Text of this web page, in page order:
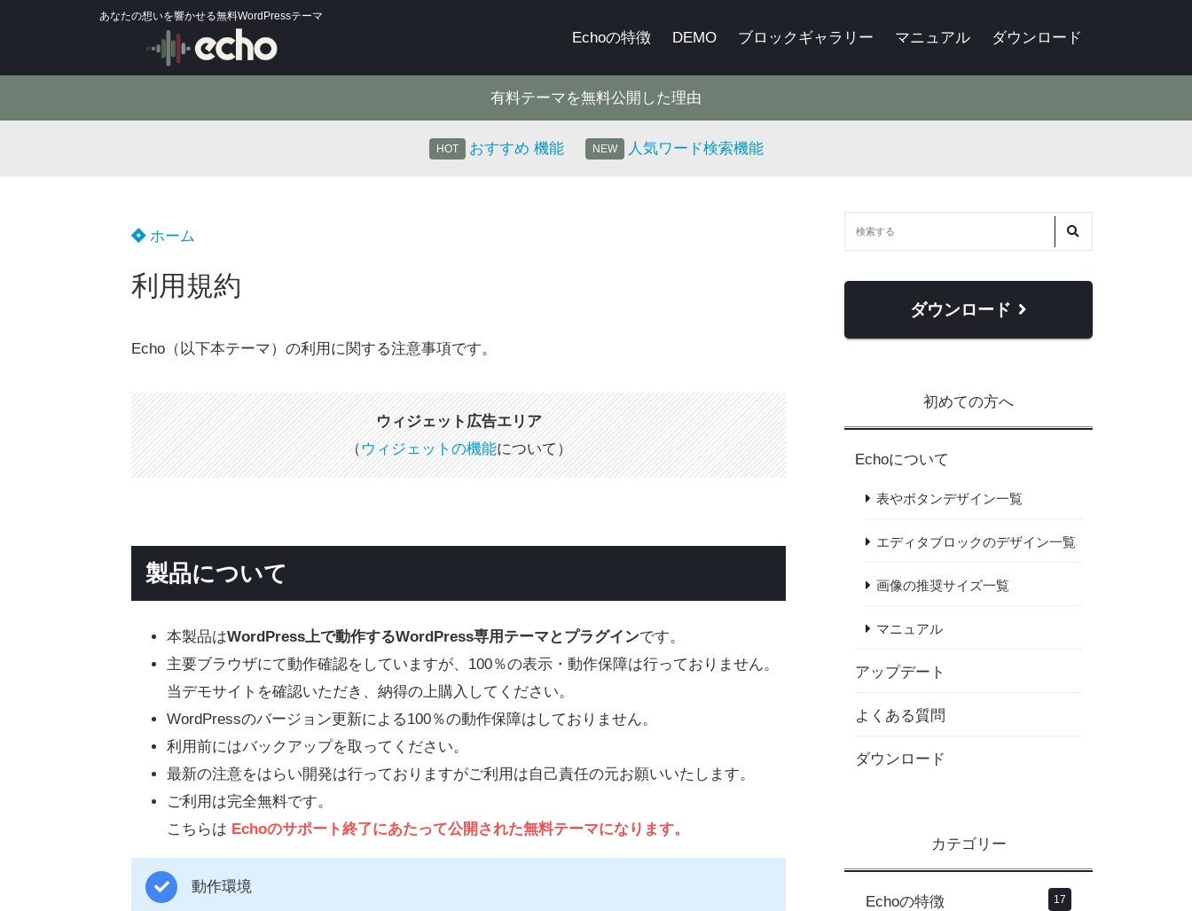
あなたの想いを響かせる無料WordPressテーマ
Echoの特徴 DEMO ブロックギャラリー マニュアル ダウンロード
有料テーマを無料公開した理由
おすすめ 機能 人気ワード検索機能
ホーム
利用規約
Echo（以下本テーマ）の利用に関する注意事項です。
ウィジェット広告エリア
（ ウィジェットの機能について）
製品について
本製品はWordPress上で動作するWordPress専用テーマとプラグインです。
主要ブラウザにて動作確認をしていますが、100％の表示・動作保障は行っておりません。
当デモサイトを確認いただき、納得の上購入してください。
WordPressのバージョン更新による100％の動作保障はしておりません。
利用前にはバックアップを取ってください。
最新の注意をはらい開発は行っておりますがご利用は自己責任の元お願いいたします。
ご利用は完全無料です。
こちらは Echoのサポート終了にあたって公開された無料テーマになります。
動作環境
ダウンロード
初めての方へ
Echoについて
表やボタンデザイン一覧
エディタブロックのデザイン一覧
画像の推奨サイズ一覧
マニュアル
アップデート
よくある質問
ダウンロード
カテゴリー
Echoの特徴 17